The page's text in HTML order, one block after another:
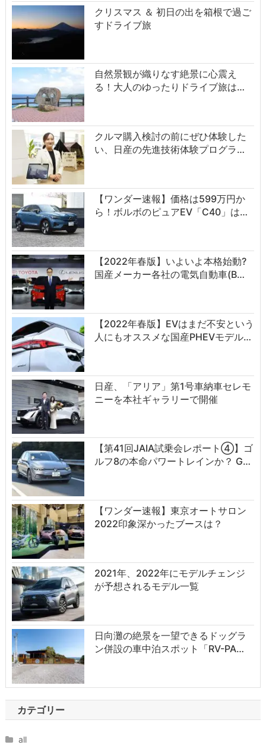
クリスマス ＆ 初日の出を箱根で過ご
すドライブ旅
自然景観が織りなす絶景に心震え
る！大人のゆったりドライブ旅は…
クルマ購入検討の前にぜひ体験した
い、日産の先進技術体験プログラ…
【ワンダー速報】価格は599万円か
ら！ボルボのピュアEV「C40」は…
【2022年春版】いよいよ本格始動?
国産メーカー各社の電気自動車(B…
【2022年春版】EVはまだ不安という
人にもオススメな国産PHEVモデル…
日産、「アリア」第1号車納車セレモ
ニーを本社ギャラリーで開催
【第41回JAIA試乗会レポート④】ゴ
ルフ8の本命パワートレインか？ G…
【ワンダー速報】東京オートサロン
2022印象深かったブースは？
2021年、2022年にモデルチェンジ
が予想されるモデル一覧
日向灘の絶景を一望できるドッグラ
ン併設の車中泊スポット「RV-PA…
カテゴリー
all